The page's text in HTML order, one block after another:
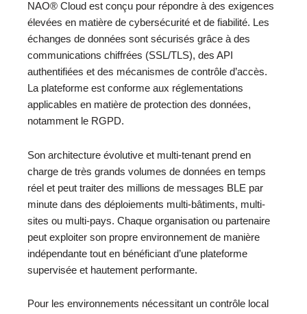
NAO® Cloud est conçu pour répondre à des exigences
élevées en matière de cybersécurité et de fiabilité. Les
échanges de données sont sécurisés grâce à des
communications chiffrées (SSL/TLS), des API
authentifiées et des mécanismes de contrôle d’accès.
La plateforme est conforme aux réglementations
applicables en matière de protection des données,
notamment le RGPD.
Son architecture évolutive et multi-tenant prend en
charge de très grands volumes de données en temps
réel et peut traiter des millions de messages BLE par
minute dans des déploiements multi-bâtiments, multi-
sites ou multi-pays. Chaque organisation ou partenaire
peut exploiter son propre environnement de manière
indépendante tout en bénéficiant d’une plateforme
supervisée et hautement performante.
Pour les environnements nécessitant un contrôle local